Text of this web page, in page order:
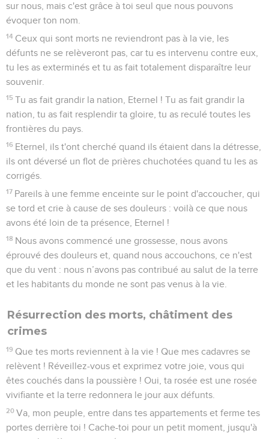
sur nous, mais c'est grâce à toi seul que nous pouvons
évoquer ton nom.
14 Ceux qui sont morts ne reviendront pas à la vie, les
défunts ne se relèveront pas, car tu es intervenu contre eux,
tu les as exterminés et tu as fait totalement disparaître leur
souvenir.
15 Tu as fait grandir la nation, Eternel ! Tu as fait grandir la
nation, tu as fait resplendir ta gloire, tu as reculé toutes les
frontières du pays.
16 Eternel, ils t'ont cherché quand ils étaient dans la détresse,
ils ont déversé un flot de prières chuchotées quand tu les as
corrigés.
17 Pareils à une femme enceinte sur le point d'accoucher, qui
se tord et crie à cause de ses douleurs : voilà ce que nous
avons été loin de ta présence, Eternel !
18 Nous avons commencé une grossesse, nous avons
éprouvé des douleurs et, quand nous accouchons, ce n'est
que du vent : nous n’avons pas contribué au salut de la terre
et les habitants du monde ne sont pas venus à la vie.
Résurrection des morts, châtiment des
crimes
19 Que tes morts reviennent à la vie ! Que mes cadavres se
relèvent ! Réveillez-vous et exprimez votre joie, vous qui
êtes couchés dans la poussière ! Oui, ta rosée est une rosée
vivifiante et la terre redonnera le jour aux défunts.
20 Va, mon peuple, entre dans tes appartements et ferme tes
portes derrière toi ! Cache-toi pour un petit moment, jusqu'à